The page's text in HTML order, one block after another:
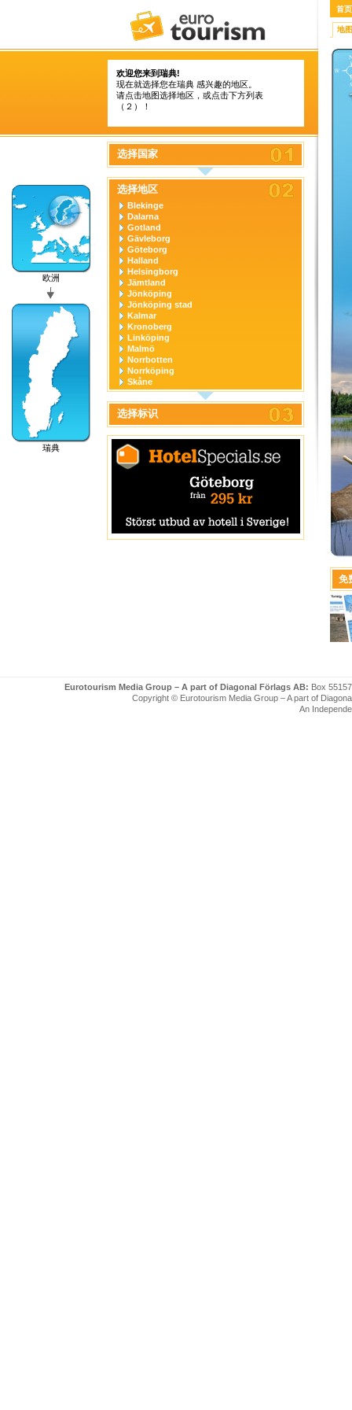
欢迎您来到瑞典!
现在就选择您在瑞典 感兴趣的地区。
请点击地图选择地区，或点击下方列表
（２）！
欧洲
瑞典
选择国家
选择地区
Blekinge
Dalarna
Gotland
Gävleborg
Göteborg
Halland
Helsingborg
Jämtland
Jönköping
Jönköping stad
Kalmar
Kronoberg
Linköping
Malmö
Norrbotten
Norrköping
Skåne
Stockholm
Stockholm stad
Södermanland
Uppsala
Uppsala stad
Värmland
Västerbotten
Västernorrland
Örebro stad
Östergötland
选择标识
首页
地图
免
Eurotourism Media Group – A part of Diagonal Förlags AB: Box
Copyright © Eurotourism Media Group – A part of
An